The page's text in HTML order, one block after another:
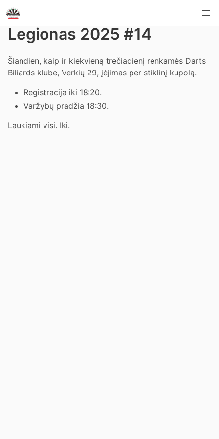
Legionas 2025 #14
Šiandien, kaip ir kiekvieną trečiadienį renkamės Darts
Biliards klube, Verkių 29, įėjimas per stiklinį kupolą.
Registracija iki 18:20.
Varžybų pradžia 18:30.
Laukiami visi. Iki.